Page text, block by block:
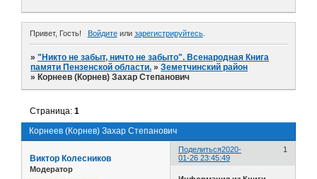
Привет, Гость! Войдитеили зарегистрируйтесь.
»"Никто не забыт, ничто не забыто". Всенародная Книга
памяти Пензенской области. »Земетчинский район
» Корнеев (Корнев) Захар Степанович
Корнеев (Корнев) Захар Степанович
Страница:1
Поделиться 1
2020-
01-26 23:45:49
Виктор Колесников
Модератор